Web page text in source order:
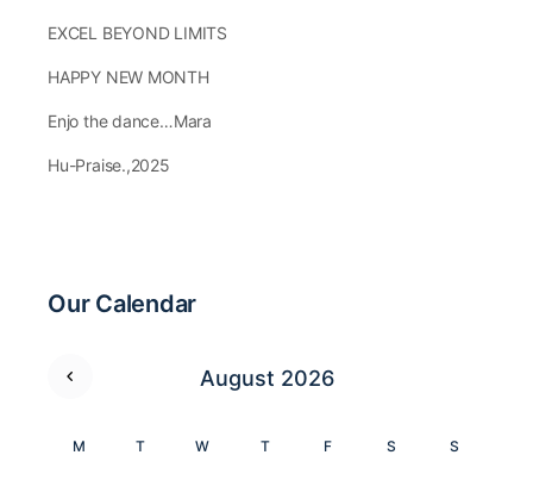
EXCEL BEYOND LIMITS
HAPPY NEW MONTH
Enjo the dance…Mara
Hu-Praise.,2025
Our Calendar
August 2026
M T W T F S S